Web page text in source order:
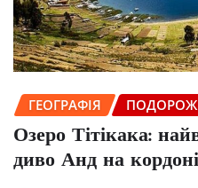
ГЕОГРАФІЯ
Озеро Тітікака:
диво Анд на